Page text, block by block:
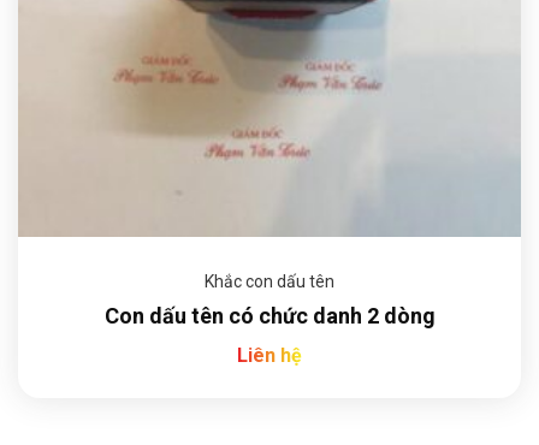
Khắc con dấu tên
Con dấu tên có chức danh 2 dòng
Liên hệ